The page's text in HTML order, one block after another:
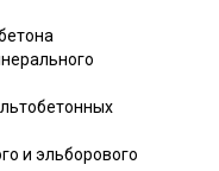
и эльборового